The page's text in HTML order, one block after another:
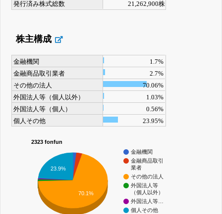
発行済み株式総数
21,262,900株
株主構成
金融機関
1.7%
金融商品取引業者
2.7%
その他の法人
70.06%
外国法人等（個人以外）
1.03%
外国法人等（個人）
0.56%
個人その他
23.95%
2323 fonfun
金融機関
金融商品取引
業者
その他の法人
外国法人等
（個人以外）
外国法人等…
個人その他
23.9%
70.1%